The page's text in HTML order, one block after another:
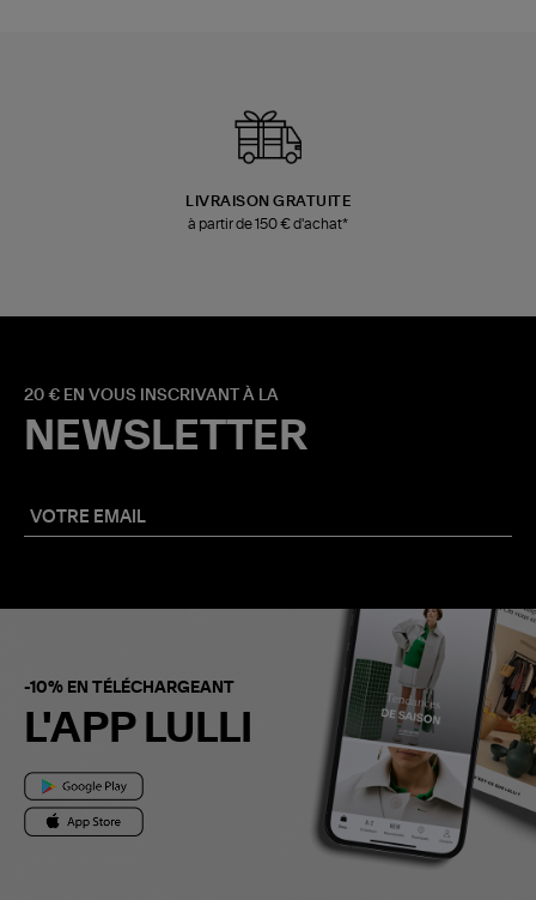
LIVRAISON GRATUITE
à partir de 150 € d'achat*
20 € EN VOUS INSCRIVANT À LA
NEWSLETTER
-10% EN TÉLÉCHARGEANT
L'APP LULLI